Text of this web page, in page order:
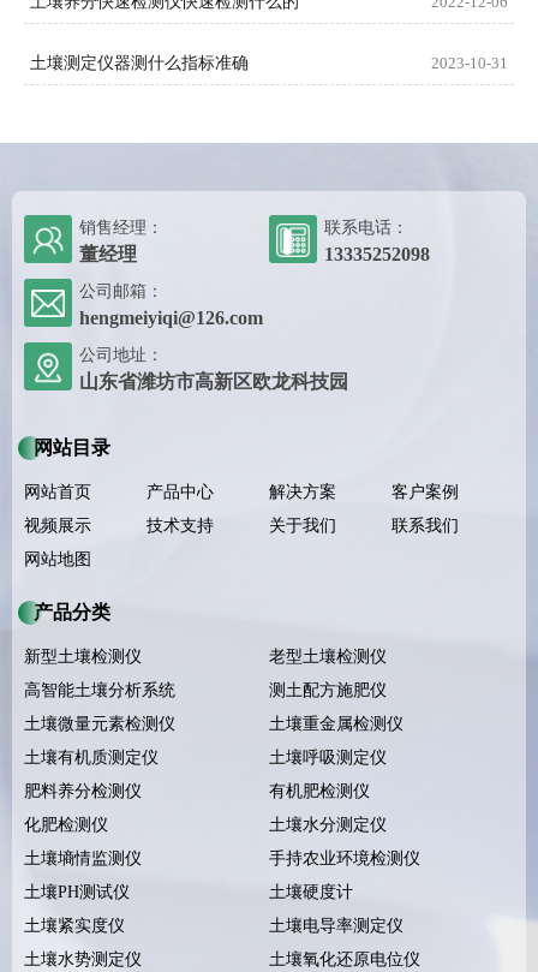
土壤测定仪器测什么指标准确 2023-10-31
销售经理：
董经理
联系电话：
13335252098
公司邮箱：
hengmeiyiqi@126.com
公司地址：
山东省潍坊市高新区欧龙科技园
网站目录
网站首页 产品中心 解决方案
客户案例
视频展示
技术支持 关于我们
联系我们
网站地图
产品分类
新型土壤检测仪
老型土壤检测仪
高智能土壤分析系统
测土配方施肥仪
土壤微量元素检测仪
土壤重金属检测仪
土壤有机质测定仪
土壤呼吸测定仪
肥料养分检测仪
有机肥检测仪
化肥检测仪
土壤水分测定仪
土壤墒情监测仪
手持农业环境检测仪
土壤PH测试仪
土壤硬度计
土壤紧实度仪
土壤电导率测定仪
土壤水势测定仪
土壤氧化还原电位仪